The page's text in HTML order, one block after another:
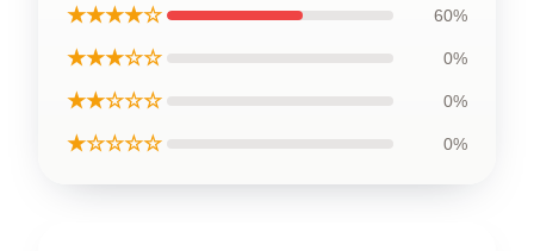
★★★★☆ 60%
★★★☆☆ 0%
★★☆☆☆ 0%
★☆☆☆☆ 0%